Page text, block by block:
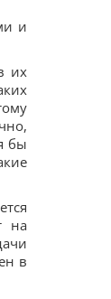
и
их
бы
на
в